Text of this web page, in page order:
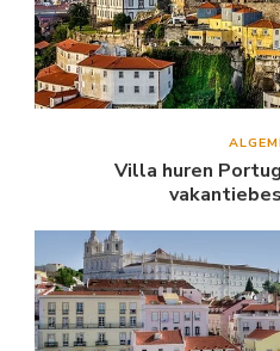
Villa huren